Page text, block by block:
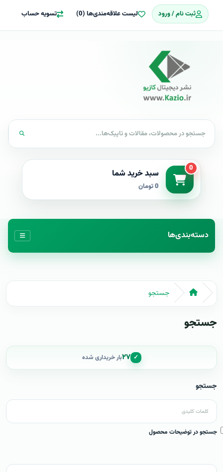
ثبت نام / ورود لیست علاقه‌مندی‌ها (0) تسویه حساب
0 سبد خرید شما
0 تومان
دسته‌بندی‌ها
جستجو
جستجو
✓ ۲۷بار خریداری شده
جستجو
جستجو در توضیحات محصول